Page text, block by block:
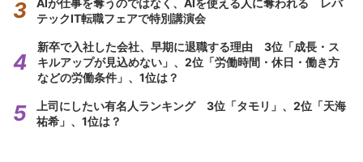
AIが仕事を奪うのではなく、AIを使える人に奪われる レバ
テックIT転職フェアで特別講演会
新卒で入社した会社、早期に退職する理由 3位「成長・ス
キルアップが見込めない」、2位「労働時間・休日・働き方
などの労働条件」、1位は？
上司にしたい有名人ランキング 3位「タモリ」、2位「天海
祐希」、1位は？